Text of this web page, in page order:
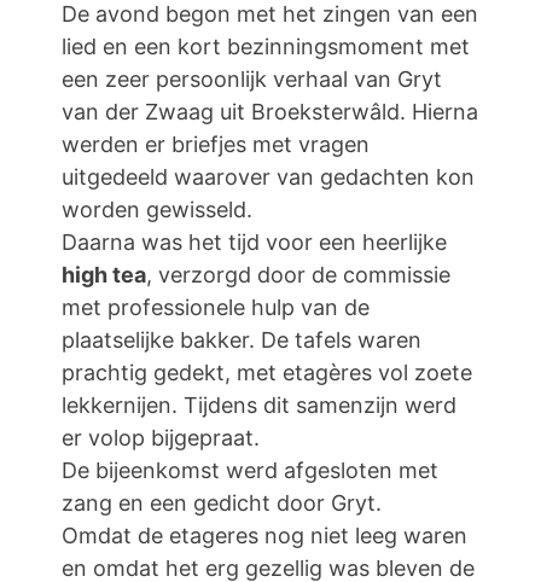
De avond begon met het zingen van een
lied en een kort bezinningsmoment met
een zeer persoonlijk verhaal van Gryt
van der Zwaag uit Broeksterwâld. Hierna
werden er briefjes met vragen
uitgedeeld waarover van gedachten kon
worden gewisseld.
Daarna was het tijd voor een heerlijke
high tea, verzorgd door de commissie
met professionele hulp van de
plaatselijke bakker. De tafels waren
prachtig gedekt, met etagères vol zoete
lekkernijen. Tijdens dit samenzijn werd
er volop bijgepraat.
De bijeenkomst werd afgesloten met
zang en een gedicht door Gryt.
Omdat de etageres nog niet leeg waren
en omdat het erg gezellig was bleven de